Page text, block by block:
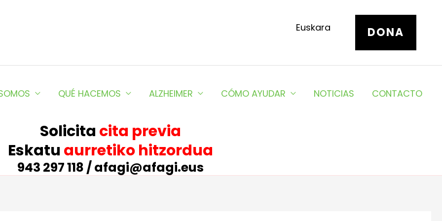
Euskara DONA
QUÉ HACEMOS ALZHEIMER CÓMO AYUDAR NOTICIAS CONTACTO
Solicita cita previa
Eskatu aurretiko hitzordua
943 297 118 / afagi@afagi.eus